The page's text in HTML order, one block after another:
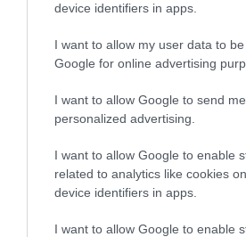
device identifiers in apps.
I want to allow my user data to
Google for online advertising
I want to allow Google to send me
personalized advertising.
I want to allow Google to enable
related to analytics like cookies
device identifiers in apps.
I want to allow Google to enable
LETA
Vyššiaspotreba
paliva:
príjemnú teplotu. Podľa
zvýšiť spotrebu paliva
aj ďalšie materiály
teplo ešte dlho po
pôsobenie vysokých teplôt